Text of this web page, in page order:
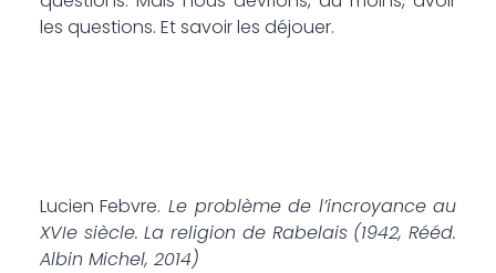
les questions. Et savoir les déjouer.
Lucien Febvre. Le problème de l’incroyance au
XVIe siècle. La religion de Rabelais (1942, Rééd.
Albin Michel, 2014)